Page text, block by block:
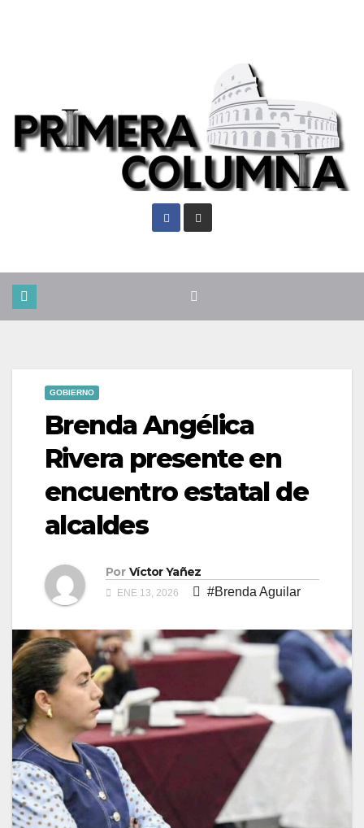
GOBIERNO
Brenda Angélica
Rivera presente en
encuentro estatal de
alcaldes
Por Víctor Yañez
ENE 13, 2026 #Brenda Aguilar